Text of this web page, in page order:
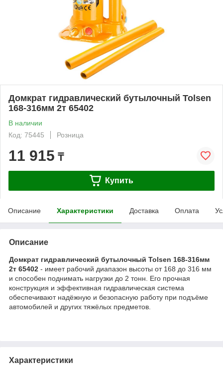
Домкрат гидравлический бутылочный Tolsen
168-316мм 2т 65402
В наличии
Код: 75445
Розница
11 915 ₸
Купить
Описание Характеристики Доставка Оплата
Описание
Домкрат гидравлический бутылочный Tolsen 168-316мм
2т 65402 - имеет рабочий диапазон высоты от 168 до 316 мм
и способен поднимать нагрузки до 2 тонн. Его прочная
конструкция и эффективная гидравлическая система
обеспечивают надёжную и безопасную работу при подъёме
автомобилей и других тяжёлых предметов.
Характеристики